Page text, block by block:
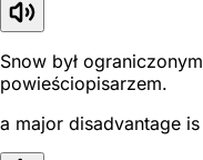
Snow był
powieściopisarzem.
a major disadvantage